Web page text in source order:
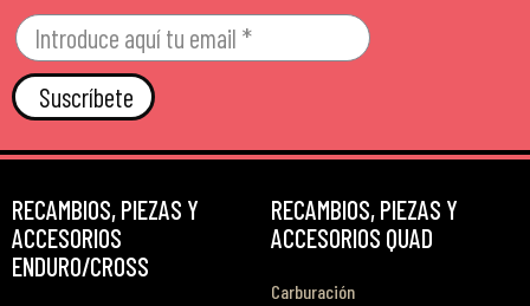
Suscríbete
RECAMBIOS, PIEZAS Y
ACCESORIOS
ENDURO/CROSS
RECAMBIOS, PIEZAS Y
ACCESORIOS QUAD
Carburación